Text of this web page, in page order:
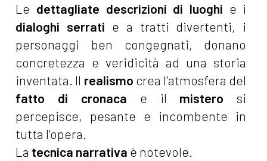
Le dettagliate descrizioni di luoghi e i
dialoghi serrati e a tratti divertenti, i
personaggi ben congegnati, donano
concretezza e veridicità ad una storia
inventata. Il realismo crea l'atmosfera del
fatto di cronaca e il mistero si
percepisce, pesante e incombente in
tutta l'opera.
La tecnica narrativa è notevole.